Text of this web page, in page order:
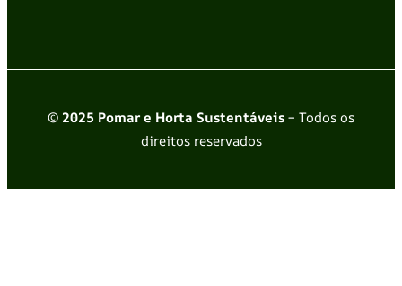
© 2025 Pomar e Horta Sustentáveis– Todos os
direitos reservados